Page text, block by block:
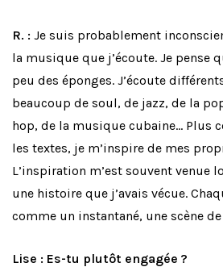
R. : Je suis probablement
la musique que j’écoute. Je pense
peu des éponges. J’écoute
beaucoup de soul, de jazz, de la
hop, de la musique cubaine… Plus
les textes, je m’inspire de mes
L’inspiration m’est souvent venue
une histoire que j’avais vécue.
comme un instantané, une scène
Lise : Es-tu plutôt engagée ?